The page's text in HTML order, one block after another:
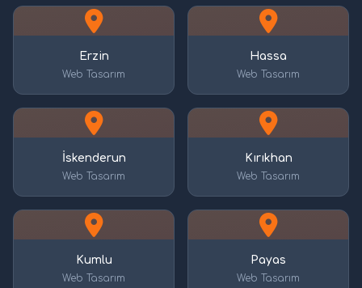
Erzin
Web Tasarım
Hassa
Web Tasarım
İskenderun
Web Tasarım
Kırıkhan
Web Tasarım
Kumlu
Web Tasarım
Payas
Web Tasarım